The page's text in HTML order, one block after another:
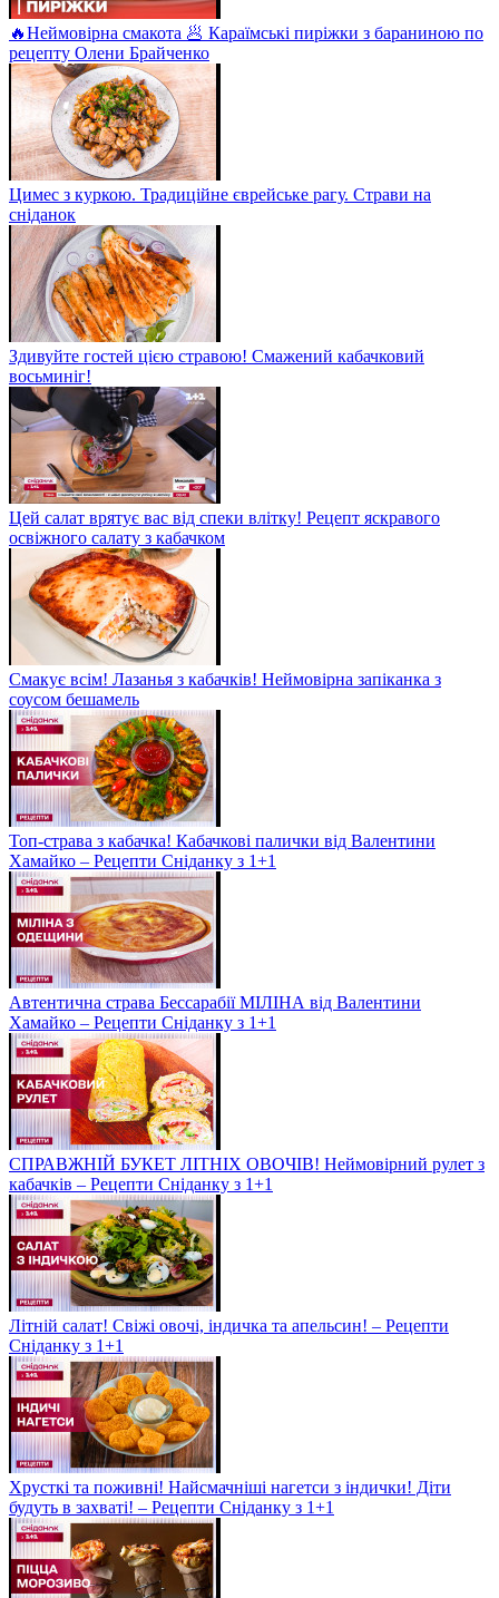
🔥Неймовірна смакота 🥟 Караїмські пиріжки з бараниною по
рецепту Олени Брайченко
Цимес з куркою. Традиційне єврейське рагу. Страви на
сніданок
Здивуйте гостей цією стравою! Смажений кабачковий
восьминіг!
Цей салат врятує вас від спеки влітку! Рецепт яскравого
освіжного салату з кабачком
Смакує всім! Лазанья з кабачків! Неймовірна запіканка з
соусом бешамель
Топ-страва з кабачка! Кабачкові палички від Валентини
Хамайко – Рецепти Сніданку з 1+1
Автентична страва Бессарабії МІЛІНА від Валентини
Хамайко – Рецепти Сніданку з 1+1
СПРАВЖНІЙ БУКЕТ ЛІТНІХ ОВОЧІВ! Неймовірний рулет з
кабачків – Рецепти Сніданку з 1+1
Літній салат! Свіжі овочі, індичка та апельсин! – Рецепти
Сніданку з 1+1
Хрусткі та поживні! Найсмачніші нагетси з індички! Діти
будуть в захваті! – Рецепти Сніданку з 1+1